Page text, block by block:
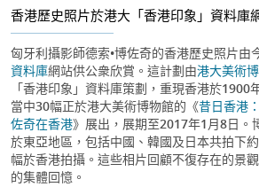
香港歷史照片於港大「香港印象」資料庫
匈牙利攝影師德索•博佐奇的香港歷史照片由
資料庫網站供公衆欣賞。這計劃由港大美術
「香港印象」資料庫策劃，重現香港於1900
當中30幅正於港大美術博物館的《昔日香港
佐奇在香港》展出，展期至2017年1月8日。
於東亞地區，包括中國、韓國及日本共拍下
幅於香港拍攝。這些相片回顧不復存在的景
的集體回憶。